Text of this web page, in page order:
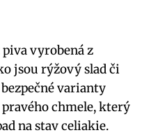
vyrobená z
jsou rýžový slad či
varianty
chmele, který
na stav celiakie.